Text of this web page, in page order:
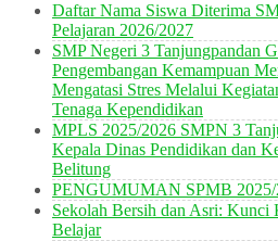
Daftar Nama Siswa Diterima
Pelajaran 2026/2027
SMP Negeri 3 Tanjungpandan
Pengembangan Kemampuan
Mengatasi Stres Melalui
Tenaga Kependidikan
MPLS 2025/2026 SMPN 3
Kepala Dinas Pendidikan dan
Belitung
PENGUMUMAN SPMB 2025/
Sekolah Bersih dan Asri: Kunci
Belajar